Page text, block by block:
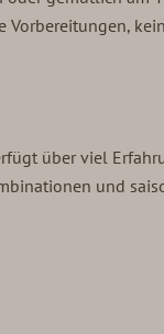
über viel
und